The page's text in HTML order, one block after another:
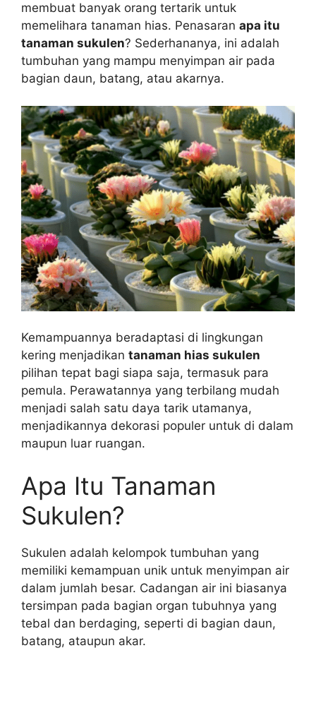
membuat banyak orang tertarik untuk
memelihara tanaman hias. Penasaran apa itu
tanaman sukulen? Sederhananya, ini adalah
tumbuhan yang mampu menyimpan air pada
bagian daun, batang, atau akarnya.
Kemampuannya beradaptasi di lingkungan
kering menjadikan tanaman hias sukulen
pilihan tepat bagi siapa saja, termasuk para
pemula. Perawatannya yang terbilang mudah
menjadi salah satu daya tarik utamanya,
menjadikannya dekorasi populer untuk di dalam
maupun luar ruangan.
Apa Itu Tanaman
Sukulen?
Sukulen adalah kelompok tumbuhan yang
memiliki kemampuan unik untuk menyimpan air
dalam jumlah besar. Cadangan air ini biasanya
tersimpan pada bagian organ tubuhnya yang
tebal dan berdaging, seperti di bagian daun,
batang, ataupun akar.